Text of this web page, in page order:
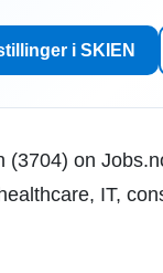
i SKIEN
(3704) on
IT,